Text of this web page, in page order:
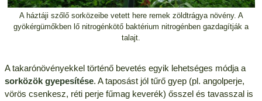
A háztáji szőlő sorközeibe vetett here remek zöldtrágya növény. A
gyökérgümőkben lő nitrogénkötő baktérium nitrogénben gazdagítják a
talajt.
A takarónövényekkel történő bevetés egyik lehetséges módja a
sorközök gyepesítése. A taposást jól tűrő gyep (pl. angolperje,
vörös csenkesz, réti perje fűmag keverék) ősszel és tavasszal is